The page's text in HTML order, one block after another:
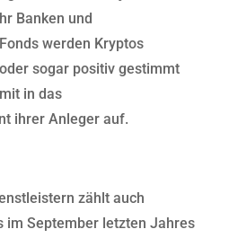
Banken und
werden Kryptos
sogar positiv gestimmt
in das
ihrer Anleger auf.
zählt auch
im September letzten Jahres